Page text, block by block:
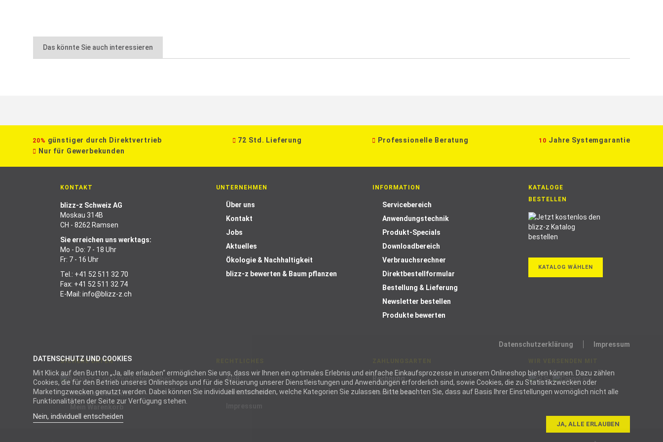
Datenschutzerklärung
Impressum
DATENSCHUTZ UND COOKIES
Mit Klick auf den Button „Ja, alle erlauben“ ermöglichen Sie uns, dass wir Ihnen ein optimales Erlebnis und einfache Einkaufsprozesse in unserem Onlineshop bieten können. Dazu zählen
Cookies, die für den Betrieb unseres Onlineshops und für die Steuerung unserer Dienstleistungen und Anwendungen erforderlich sind, sowie Cookies, die zu Statistikzwecken oder
Marketingzwecken genutzt werden. Dabei können Sie individuell entscheiden, welche Kategorien Sie zulassen. Bitte beachten Sie, dass auf Basis Ihrer Einstellungen womöglich nicht alle
Funktionalitäten der Seite zur Verfügung stehen.
Nein, individuell entscheiden
JA, ALLE ERLAUBEN
Das könnte Sie auch interessieren
20% günstiger durch Direktvertrieb 72 Std. Lieferung Professionelle Beratung 10 Jahre Systemgarantie
Nur für Gewerbekunden
KONTAKT
blizz-z Schweiz AG
Moskau 314B
CH - 8262 Ramsen
Sie erreichen uns werktags:
Mo - Do: 7 - 18 Uhr
Fr: 7 - 16 Uhr
Tel.: +41 52 511 32 70
Fax: +41 52 511 32 74
E-Mail: info@blizz-z.ch
UNTERNEHMEN
Über uns
Kontakt
Jobs
Aktuelles
Ökologie & Nachhaltigkeit
blizz-z bewerten & Baum pflanzen
INFORMATION
Servicebereich
Anwendungstechnik
Produkt-Specials
Downloadbereich
Verbrauchsrechner
Direktbestellformular
Bestellung & Lieferung
Newsletter bestellen
Produkte bewerten
KATALOGE
BESTELLEN
KATALOG WÄHLEN
SICHERE DATEN
Mein Kundenkonto
AGB
Datenschutz
Rechnung
Vorauskasse